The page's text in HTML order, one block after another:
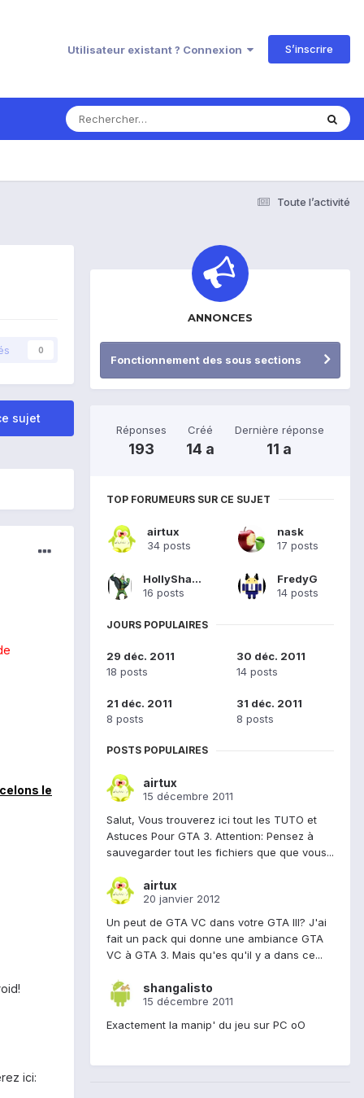
Utilisateur existant ? Connexion S’inscrire
Toute l’activité
0
sujet
le
ici:
ANNONCES
Fonctionnement des sous sections
Réponses
193
Créé
14 a
Dernière réponse
11 a
TOP FORUMEURS SUR CE SUJET
airtux
34 posts
nask
17 posts
HollyShadow
16 posts
FredyG
14 posts
JOURS POPULAIRES
29 déc. 2011
18 posts
30 déc. 2011
14 posts
21 déc. 2011
8 posts
31 déc. 2011
8 posts
POSTS POPULAIRES
airtux
15 décembre 2011
Salut, Vous trouverez ici tout les TUTO et
Astuces Pour GTA 3. Attention: Pensez à
sauvegarder tout les fichiers que que vous...
airtux
20 janvier 2012
Un peut de GTA VC dans votre GTA III? J'ai
fait un pack qui donne une ambiance GTA
VC à GTA 3. Mais qu'es qu'il y a dans ce...
shangalisto
15 décembre 2011
Exactement la manip' du jeu sur PC oO